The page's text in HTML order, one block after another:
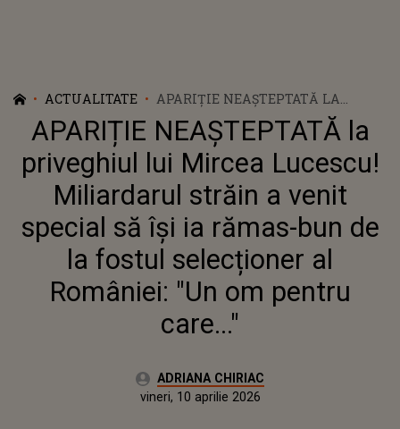
ACTUALITATE
APARIȚIE NEAȘTEPTATĂ LA
PRIVEGHIUL LUI MIRCEA
LUCESCU! MILIARDARUL STRĂIN
A VENIT SPECIAL SĂ ÎȘI IA
RĂMAS-BUN DE LA FOSTUL
SELECȚIONER AL ROMÂNIEI: "UN
OM PENTRU CARE..."
APARIȚIE NEAȘTEPTATĂ la
priveghiul lui Mircea Lucescu!
Miliardarul străin a venit
special să își ia rămas-bun de
la fostul selecționer al
României: "Un om pentru
care..."
Autor:ADRIANA CHIRIAC
Actualizat:
vineri, 10 aprilie 2026